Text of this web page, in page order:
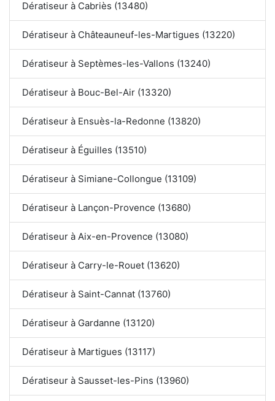
Dératiseur à Cabriès (13480)
Dératiseur à Châteauneuf-les-Martigues (13220)
Dératiseur à Septèmes-les-Vallons (13240)
Dératiseur à Bouc-Bel-Air (13320)
Dératiseur à Ensuès-la-Redonne (13820)
Dératiseur à Éguilles (13510)
Dératiseur à Simiane-Collongue (13109)
Dératiseur à Lançon-Provence (13680)
Dératiseur à Aix-en-Provence (13080)
Dératiseur à Carry-le-Rouet (13620)
Dératiseur à Saint-Cannat (13760)
Dératiseur à Gardanne (13120)
Dératiseur à Martigues (13117)
Dératiseur à Sausset-les-Pins (13960)